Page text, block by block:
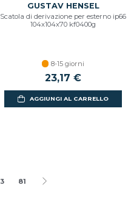
GUSTAV HENSEL
Scatola di derivazione per esterno ip66
104x104x70 kf0400g
8-15 giorni
23,17 €
AGGIUNGI AL CARRELLO
3 81